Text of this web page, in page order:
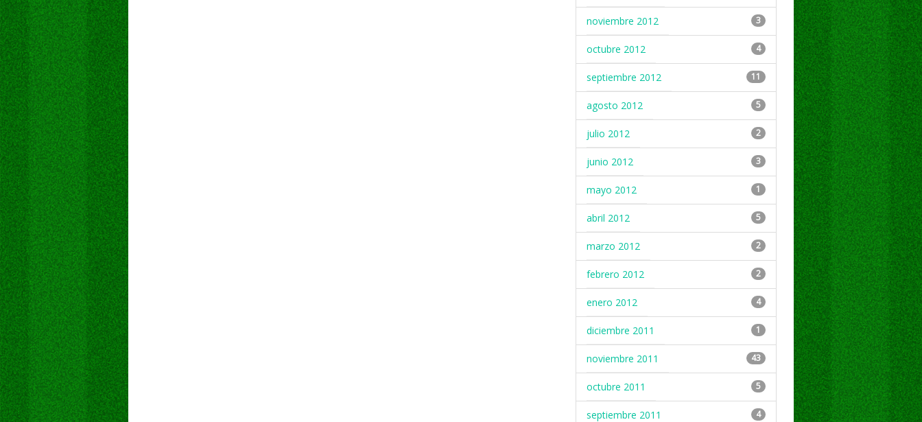
noviembre 2012 3
octubre 2012 4
septiembre 2012 11
agosto 2012 5
julio 2012 2
junio 2012 3
mayo 2012 1
abril 2012 5
marzo 2012 2
febrero 2012 2
enero 2012 4
diciembre 2011 1
noviembre 2011 43
octubre 2011 5
septiembre 2011 4